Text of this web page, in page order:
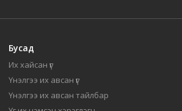
Бусад
Их хайсан үг
Үнэлгээ их авсан үг
Үнэлгээ их авсан тайлбар